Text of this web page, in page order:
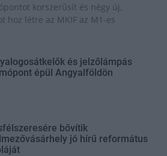
korszerűsít és négy új,
hoz létre az MKIF az M1-es
és jelzőlámpás
épül Angyalföldön
bővítik
jó hírű református